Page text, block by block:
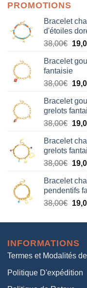
PROMOTIONS
Bracelet
d'étoiles
38,00€ Le
était :
Bracelet
fantaisie
38,00€ Le
était
Bracelet
grelots
38,00€ Le
était
Bracelet
grelots
38,00€ Le
était
Bracelet
pendentifs
38,00€ Le
INFORMATIONS
Termes et Modalités
Politique D'expédition